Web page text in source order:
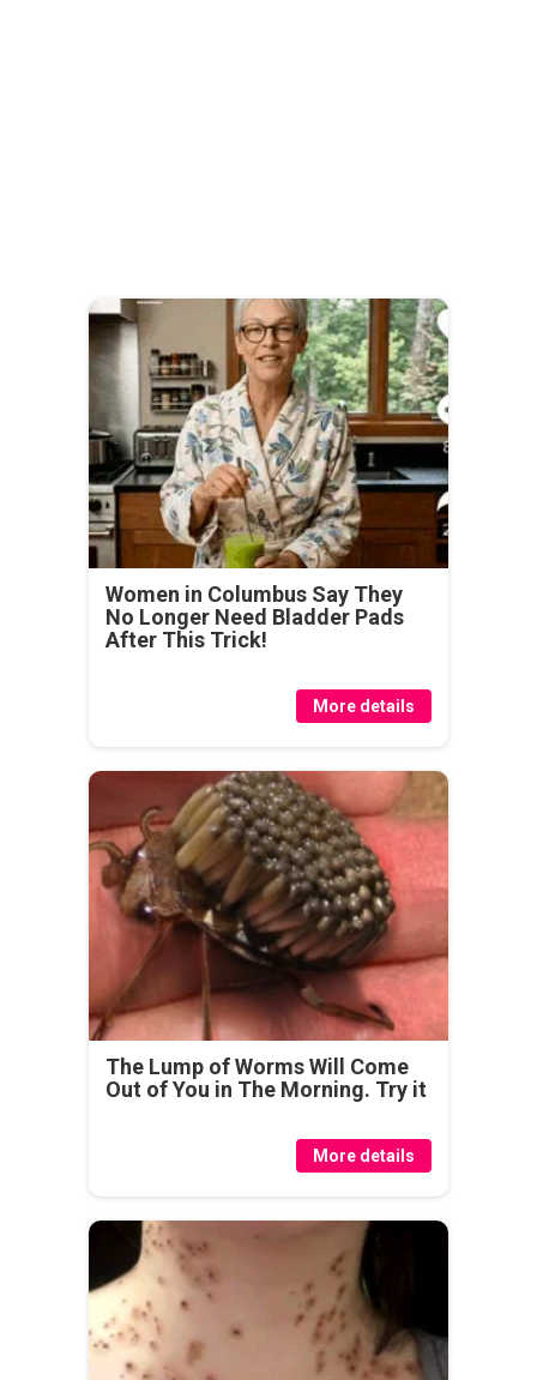
Women in Columbus Say They
No Longer Need Bladder Pads
After This Trick!
More details
The Lump of Worms Will Come
Out of You in The Morning. Try it
More details